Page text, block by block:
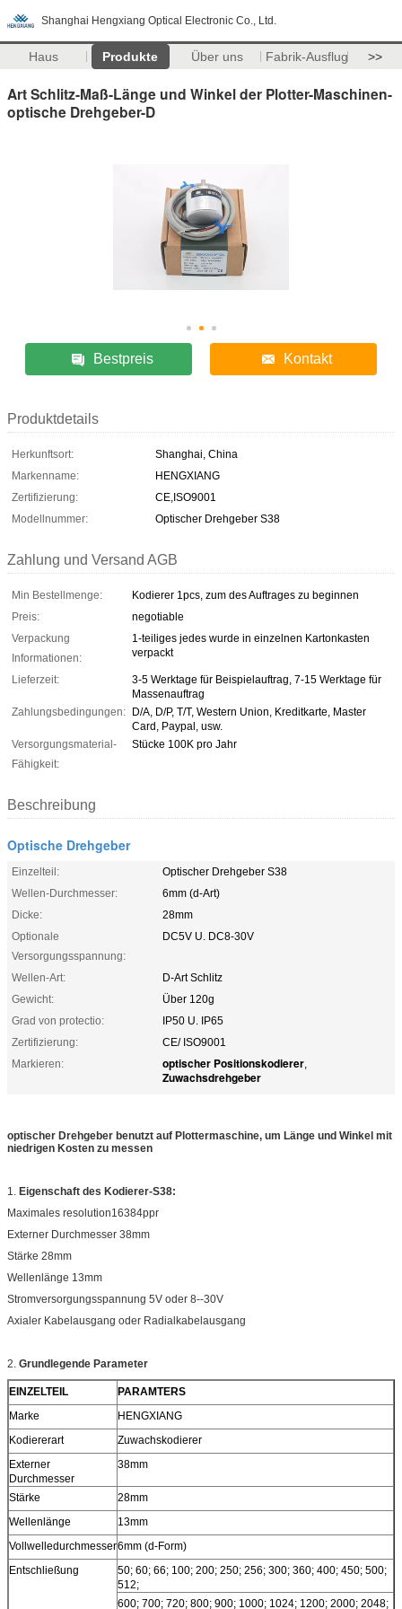
Shanghai Hengxiang Optical Electronic Co., Ltd.
Haus Produkte Über uns Fabrik-Ausflug >>
Art Schlitz-Maß-Länge und Winkel der Plotter-Maschinen-
optische Drehgeber-D
Bestpreis Kontakt
Produktdetails
Herkunftsort:
Shanghai, China
Markenname:
HENGXIANG
Zertifizierung:
CE,ISO9001
Modellnummer:
Optischer Drehgeber S38
Zahlung und Versand AGB
Min Bestellmenge:
Kodierer 1pcs, zum des Auftrages zu beginnen
Preis:
negotiable
Verpackung
Informationen:
1-teiliges jedes wurde in einzelnen Kartonkasten
verpackt
Lieferzeit:
3-5 Werktage für Beispielauftrag, 7-15 Werktage für
Massenauftrag
Zahlungsbedingungen: D/A, D/P, T/T, Western Union, Kreditkarte, Master
Card, Paypal, usw.
Versorgungsmaterial-
Fähigkeit:
Stücke 100K pro Jahr
Beschreibung
Optische Drehgeber
Einzelteil:
Optischer Drehgeber S38
Wellen-Durchmesser:
6mm (d-Art)
Dicke:
28mm
Optionale
Versorgungsspannung:
DC5V U. DC8-30V
Wellen-Art:
D-Art Schlitz
Gewicht:
Über 120g
Grad von protectio:
IP50 U. IP65
Zertifizierung:
CE/ ISO9001
Markieren:
optischer Positionskodierer,
Zuwachsdrehgeber
optischer Drehgeber benutzt auf Plottermaschine, um Länge und Winkel mit
niedrigen Kosten zu messen
1. Eigenschaft des Kodierer-S38:
Maximales resolution16384ppr
Externer Durchmesser 38mm
Stärke 28mm
Wellenlänge 13mm
Stromversorgungsspannung 5V oder 8--30V
Axialer Kabelausgang oder Radialkabelausgang
2. Grundlegende Parameter
EINZELTEIL
PARAMTERS
Marke
HENGXIANG
Kodiererart
Zuwachskodierer
Externer
Durchmesser
38mm
Stärke
28mm
Wellenlänge
13mm
Vollwelledurchmesser6mm (d-Form)
Entschließung
50; 60; 66; 100; 200; 250; 256; 300; 360; 400; 450; 500;
512;
600; 700; 720; 800; 900; 1000; 1024; 1200; 2000; 2048;